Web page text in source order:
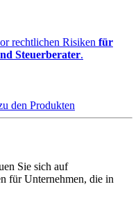
rechtlichen Risiken für
Steuerberater.
den Produkten
Sie sich auf
für Unternehmen, die in